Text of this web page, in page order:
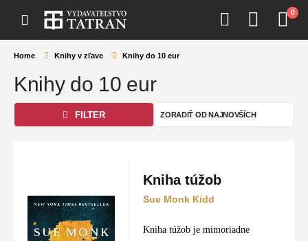
0
Home Knihy v zľave Knihy do 10 eur
Knihy do 10 eur
FILTER
Kniha túžob
Sue Monk Kidd
Kniha túžob je mimoriadne